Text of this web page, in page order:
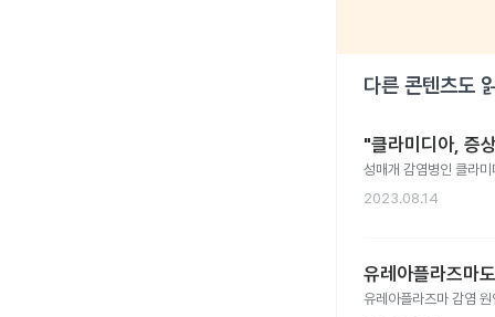
다른 콘텐츠도
"클라미디아, 증
성매개 감염병인 클라
2023.08.14
유레아플라즈마
유레아플라즈마 감염